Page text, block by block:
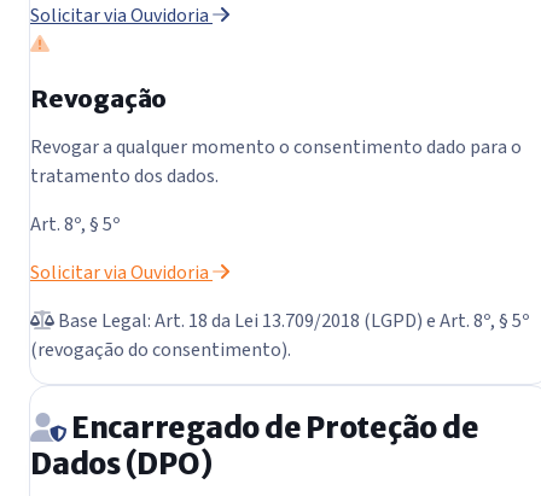
Solicitar via Ouvidoria
Revogação
Revogar a qualquer momento o consentimento dado para o
tratamento dos dados.
Art. 8º, § 5º
Solicitar via Ouvidoria
Base Legal: Art. 18 da Lei 13.709/2018 (LGPD) e Art. 8º, § 5º
(revogação do consentimento).
Encarregado de Proteção de
Dados (DPO)